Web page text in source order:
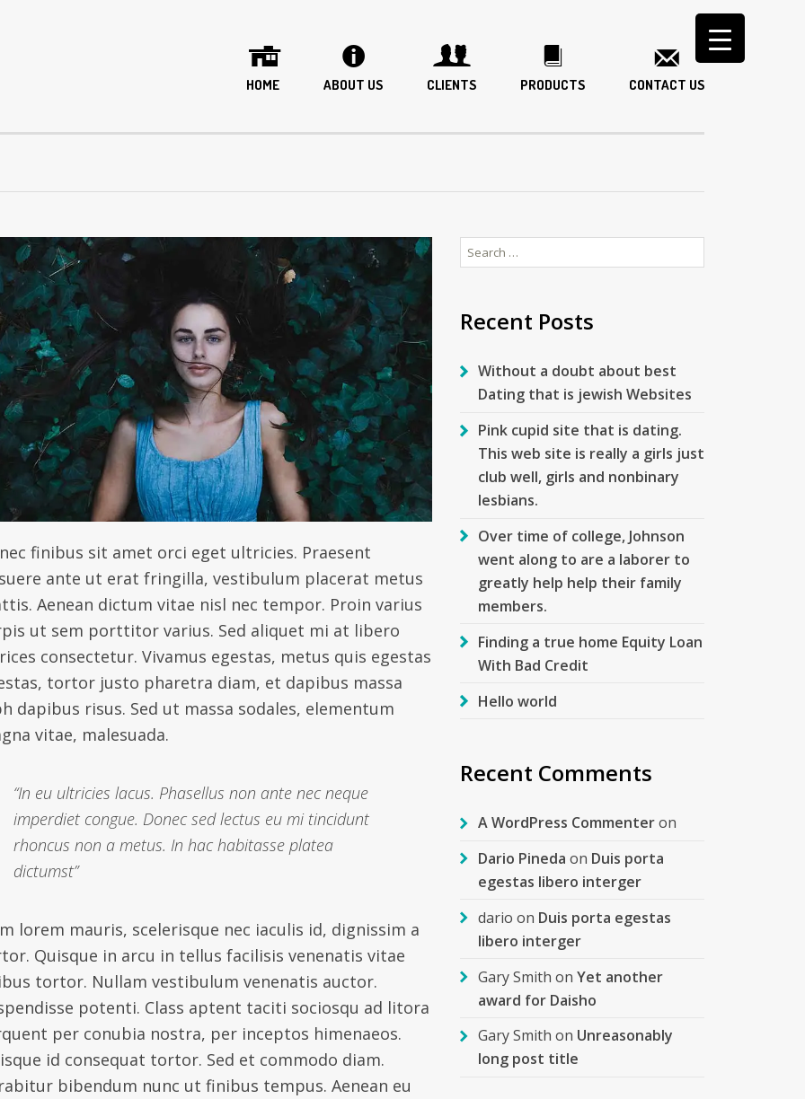
HOME ABOUT US CLIENTS PRODUCTS CONTACT US
finibus sit amet orci eget ultricies. Praesent
ante ut erat fringilla, vestibulum placerat metus
Aenean dictum vitae nisl nec tempor. Proin varius
ut sem porttitor varius. Sed aliquet mi at libero
consectetur. Vivamus egestas, metus quis egestas
tortor justo pharetra diam, et dapibus massa
dapibus risus. Sed ut massa sodales, elementum
vitae, malesuada.
“In eu ultricies lacus. Phasellus non ante nec neque
imperdiet congue. Donec sed lectus eu mi tincidunt
rhoncus non a metus. In hac habitasse platea
dictumst”
lorem mauris, scelerisque nec iaculis id, dignissim a
Quisque in arcu in tellus facilisis venenatis vitae
tortor. Nullam vestibulum venenatis auctor.
potenti. Class aptent taciti sociosqu ad litora
per conubia nostra, per inceptos himenaeos.
id consequat tortor. Sed et commodo diam.
bibendum nunc ut finibus tempus. Aenean eu
Search
for:
Recent Posts
Without a doubt about best
Dating that is jewish Websites
Pink cupid site that is dating.
This web site is really a girls just
club well, girls and nonbinary
lesbians.
Over time of college, Johnson
went along to are a laborer to
greatly help help their family
members.
Finding a true home Equity Loan
With Bad Credit
Hello world
Recent Comments
A WordPress Commenteron
Dario Pineda on Duis porta
egestas libero interger
dario on Duis porta egestas
libero interger
Gary Smith on Yet another
award for Daisho
Gary Smith on Unreasonably
long post title